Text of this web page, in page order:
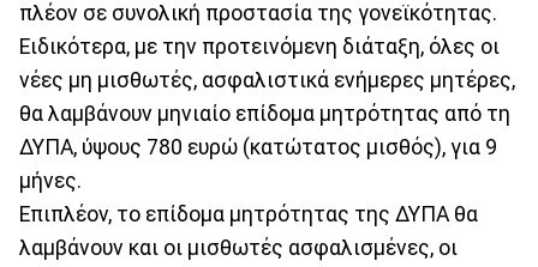
πλέον σε συνολική προστασία της γονεϊκότητας.
Ειδικότερα, με την προτεινόμενη διάταξη, όλες οι
νέες μη μισθωτές, ασφαλιστικά ενήμερες μητέρες,
θα λαμβάνουν μηνιαίο επίδομα μητρότητας από τη
ΔΥΠΑ, ύψους 780 ευρώ (κατώτατος μισθός), για 9
μήνες.
Επιπλέον, το επίδομα μητρότητας της ΔΥΠΑ θα
λαμβάνουν και οι μισθωτές ασφαλισμένες, οι